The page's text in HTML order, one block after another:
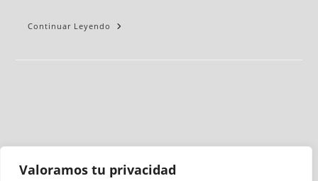
Valoramos tu privacidad
Continuar Leyendo